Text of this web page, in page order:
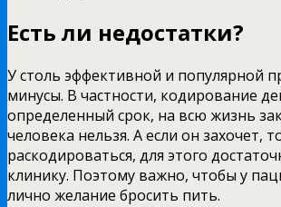
Есть ли недостатки?
У столь эффективной и популярной
минусы. В частности, кодирование
определенный срок, на всю жизнь
человека нельзя. А если он захочет,
раскодироваться, для этого
клинику. Поэтому важно, чтобы у
лично желание бросить пить.